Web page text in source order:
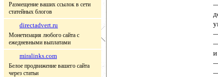
Размещение ваших ссылок в сети
статейных блогов
directadvert.ru
Монетизация любого сайта с
ежедневными выплатами
miralinks.com
Белое продвижение вашего сайта
через статьи